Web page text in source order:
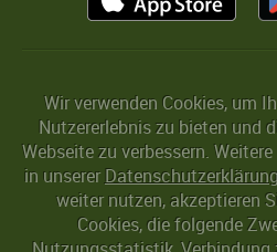
Wir verwenden Cookies, um
Nutzererlebnis zu bieten und
Webseite zu verbessern.
in unserer Datenschutzerklärung
weiter nutzen, akzeptieren
Cookies, die folgende